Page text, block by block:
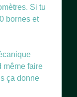
Si tu
bornes et
même faire
ça donne